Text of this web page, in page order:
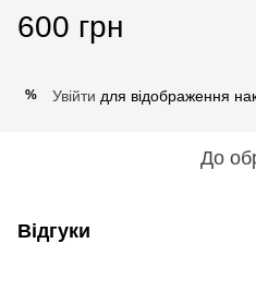
600 грн
% Увійти для відображення
До
Відгуки